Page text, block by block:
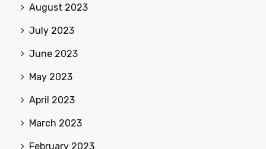
August 2023
July 2023
June 2023
May 2023
April 2023
March 2023
February 2023